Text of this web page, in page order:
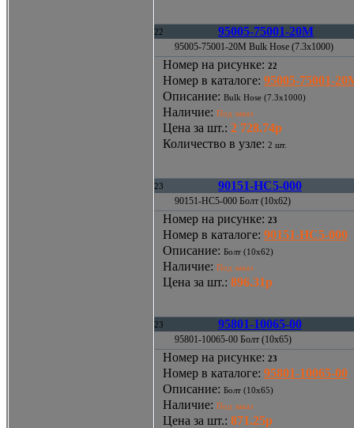
22 95005-75001-20M
95005-75001-20M Bulk Hose (7.3x1000)
Номер на рисунке: 22
Номер в каталоге: 95005-75001-
Описание: Bulk Hose (7.3x1000)
Наличие: Под заказ
Цена за шт.: 2 728.74р
Количество в узле: 2 шт.
23 90151-HC5-000
90151-HC5-000 Болт (10x62)
Номер на рисунке: 23
Номер в каталоге: 90151-HC5-000
Описание: Болт (10x62)
Наличие: Под заказ
Цена за шт.: 896.31р
23 95801-10065-00
95801-10065-00 Болт (10x65)
Номер на рисунке: 23
Номер в каталоге: 95801-10065-00
Описание: Болт (10x65)
Наличие: Под заказ
Цена за шт.: 871.25р